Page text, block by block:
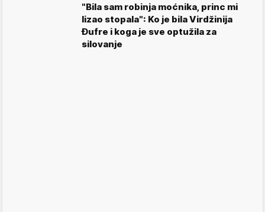
"Bila sam robinja moćnika, princ mi
lizao stopala": Ko je bila Virdžinija
Đufre i koga je sve optužila za
silovanje